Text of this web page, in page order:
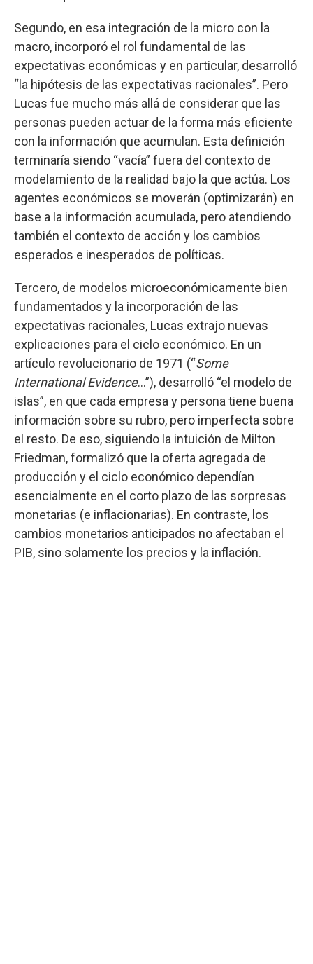
Segundo, en esa integración de la micro con la
macro, incorporó el rol fundamental de las
expectativas económicas y en particular, desarrolló
“la hipótesis de las expectativas racionales”. Pero
Lucas fue mucho más allá de considerar que las
personas pueden actuar de la forma más eficiente
con la información que acumulan. Esta definición
terminaría siendo “vacía” fuera del contexto de
modelamiento de la realidad bajo la que actúa. Los
agentes económicos se moverán (optimizarán) en
base a la información acumulada, pero atendiendo
también el contexto de acción y los cambios
esperados e inesperados de políticas.
Tercero, de modelos microeconómicamente bien
fundamentados y la incorporación de las
expectativas racionales, Lucas extrajo nuevas
explicaciones para el ciclo económico. En un
artículo revolucionario de 1971 (“Some
International Evidence…”), desarrolló “el modelo de
islas”, en que cada empresa y persona tiene buena
información sobre su rubro, pero imperfecta sobre
el resto. De eso, siguiendo la intuición de Milton
Friedman, formalizó que la oferta agregada de
producción y el ciclo económico dependían
esencialmente en el corto plazo de las sorpresas
monetarias (e inflacionarias). En contraste, los
cambios monetarios anticipados no afectaban el
PIB, sino solamente los precios y la inflación.